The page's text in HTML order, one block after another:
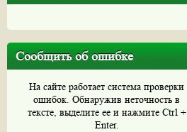
Сообщить об ошибке
На сайте работает система проверки
ошибок. Обнаружив неточность в
тексте, выделите ее и нажмите Ctrl +
Enter.